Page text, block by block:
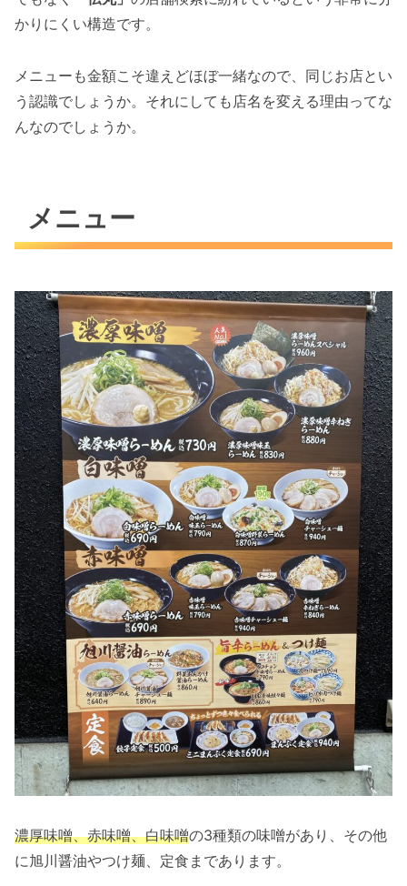
かりにくい構造です。
メニューも金額こそ違えどほぼ一緒なので、同じお店とい
う認識でしょうか。それにしても店名を変える理由ってな
んなのでしょうか。
メニュー
濃厚味噌、赤味噌、白味噌の3種類の味噌があり、その他
に旭川醤油やつけ麺、定食まであります。